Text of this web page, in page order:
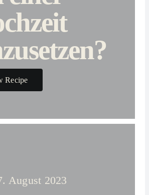
Recipe
August 2023